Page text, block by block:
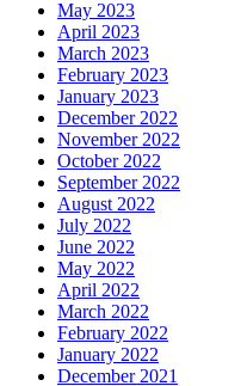
May 2023
April 2023
March 2023
February 2023
January 2023
December 2022
November 2022
October 2022
September 2022
August 2022
July 2022
June 2022
May 2022
April 2022
March 2022
February 2022
January 2022
December 2021